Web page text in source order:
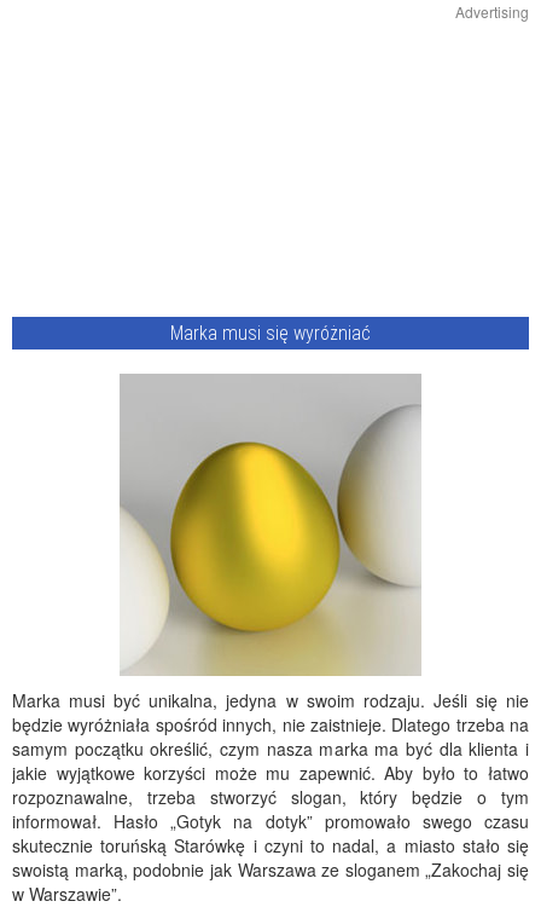
Advertising
Marka musi się wyróżniać
Marka musi być unikalna, jedyna w swoim rodzaju. Jeśli się nie
będzie wyróżniała spośród innych, nie zaistnieje. Dlatego trzeba na
samym początku określić, czym nasza marka ma być dla klienta i
jakie wyjątkowe korzyści może mu zapewnić. Aby było to łatwo
rozpoznawalne, trzeba stworzyć slogan, który będzie o tym
informował. Hasło „Gotyk na dotyk” promowało swego czasu
skutecznie toruńską Starówkę i czyni to nadal, a miasto stało się
swoistą marką, podobnie jak Warszawa ze sloganem „Zakochaj się
w Warszawie”.